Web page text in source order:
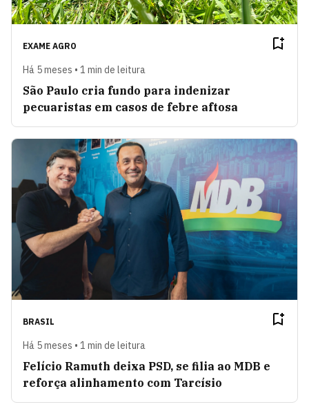
EXAME AGRO
Há 5 meses • 1 min de leitura
São Paulo cria fundo para indenizar
pecuaristas em casos de febre aftosa
BRASIL
Há 5 meses • 1 min de leitura
Felício Ramuth deixa PSD, se filia ao MDB e
reforça alinhamento com Tarcísio